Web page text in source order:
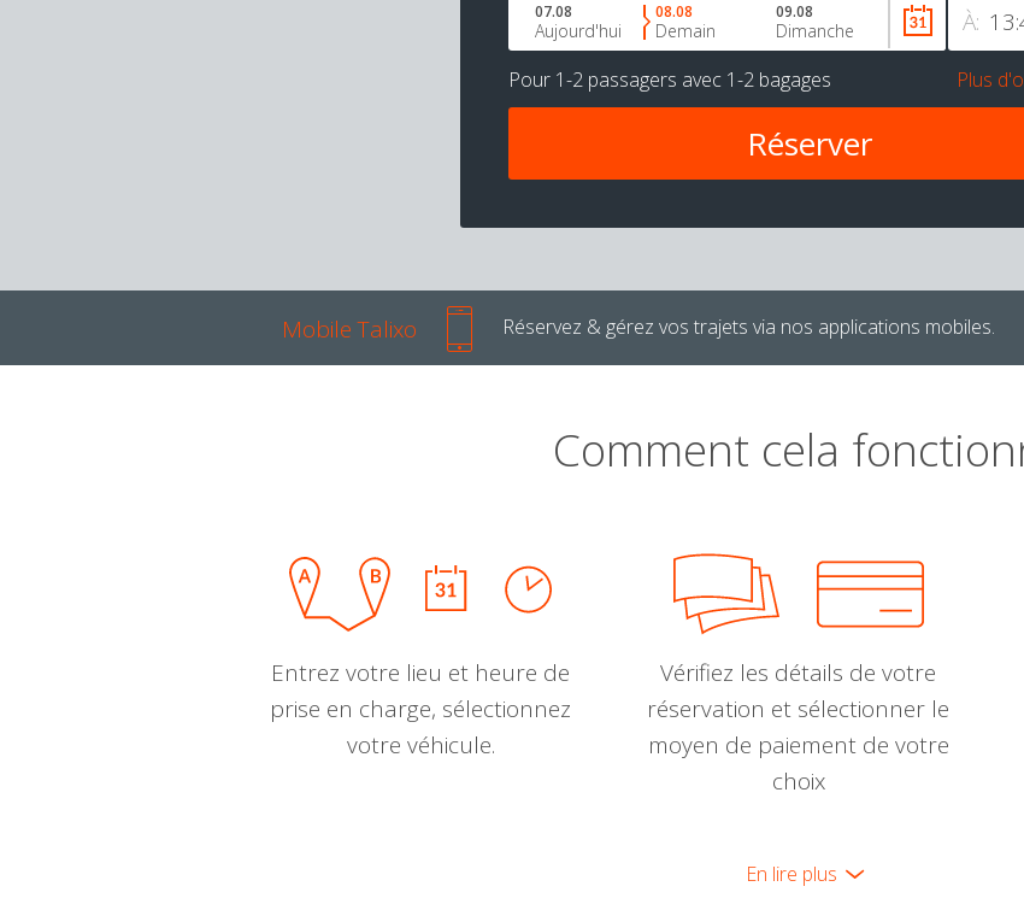
À:
07.08
Aujourd'hui
08.08
Demain
09.08
Dimanche
Pour 1-2 passagers avec 1-2 bagages Plus
Mobile Talixo Réservez & gérez vos trajets via nos applications mobiles.
Comment cela
Entrez votre lieu et heure de
prise en charge, sélectionnez
votre véhicule.
Vérifiez les détails de votre
réservation et sélectionner le
moyen de paiement de votre
choix
En lire plus